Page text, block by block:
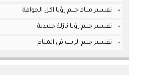
تفسير منام حلم رؤيا اكل الجوافة
تفسير حلم رؤيا نازلة جليدية
تفسير حلم الزيت في المنام